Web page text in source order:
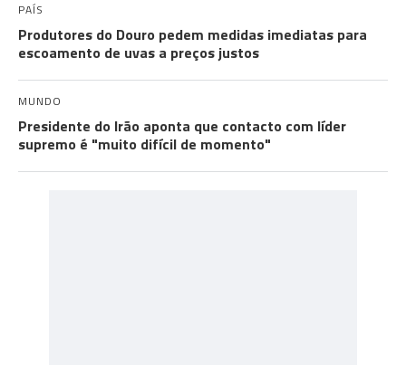
PAÍS
Produtores do Douro pedem medidas imediatas para
escoamento de uvas a preços justos
MUNDO
Presidente do Irão aponta que contacto com líder
supremo é "muito difícil de momento"